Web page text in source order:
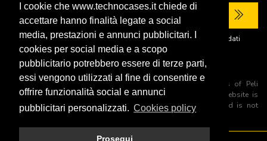
I cookie che www.technocases.it chiede di
accettare hanno finalità legate a social
media, prestazioni e annunci pubblicitari. I
cookies per social media e a scopo
pubblicitario potrebbero essere di terze parti,
essi vengono utilizzati al fine di consentire e
offrire funzionalità social e annunci
pubblicitari personalizzati. Cookies policy
Prosegui
Ho letto laprivacy policy del sito e acconsento al trattamento dei miei dati
personali per ricevere comunicazioni commerciali.
All trademarks are registered and/or unregistered trademarks of Peli
Products, S.L.U. its parents, subsiadiries and affiliates. This website is
independently owned and operated by Technopartner SRL and is not
owned by Peli Products, S.L.U